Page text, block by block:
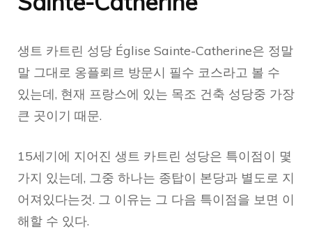
생트 카트린 성당 Église Sainte-Catherine은 정말
말 그대로 옹플뢰르 방문시 필수 코스라고 볼 수
있는데, 현재 프랑스에 있는 목조 건축 성당중 가장
큰 곳이기 때문.
15세기에 지어진 생트 카트린 성당은 특이점이 몇
가지 있는데, 그중 하나는 종탑이 본당과 별도로 지
어져있다는것. 그 이유는 그 다음 특이점을 보면 이
해할 수 있다.